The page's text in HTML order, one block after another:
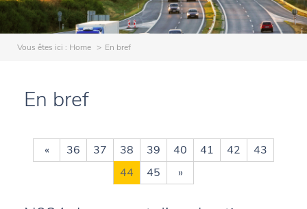
Vous êtes ici : Home En bref
En bref
« 36 37 38 39 40 41 42
43
44
45 »